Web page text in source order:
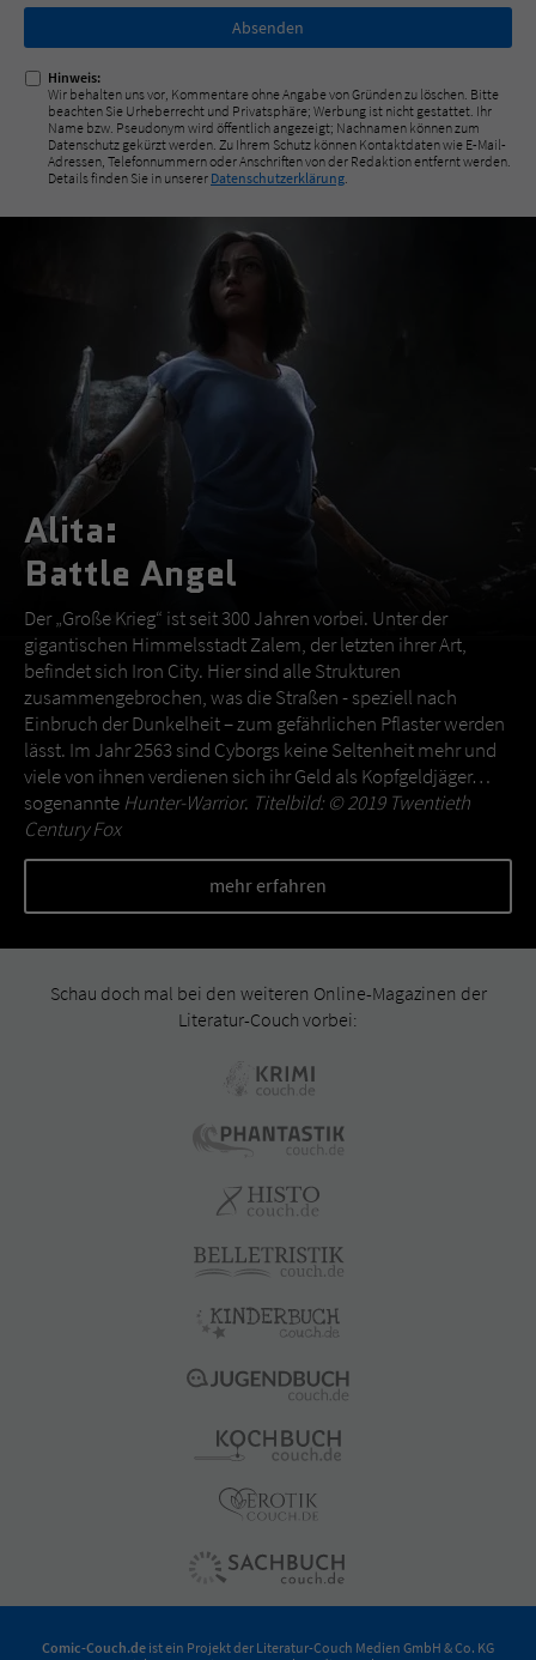
Nicht
ausfüllen!
Hinweis:
Wir behalten uns vor, Kommentare ohne Angabe von Gründen zu löschen. Bitte
beachten Sie Urheberrecht und Privatsphäre; Werbung ist nicht gestattet. Ihr
Name bzw. Pseudonym wird öffentlich angezeigt; Nachnamen können zum
Datenschutz gekürzt werden. Zu Ihrem Schutz können Kontaktdaten wie E-Mail-
Adressen, Telefonnummern oder Anschriften von der Redaktion entfernt werden.
Details finden Sie in unserer Datenschutzerklärung
Alita:
Battle Angel
Der „Große Krieg“ ist seit 300 Jahren vorbei. Unter der
gigantischen Himmelsstadt Zalem, der letzten ihrer Art,
befindet sich Iron City. Hier sind alle Strukturen
zusammengebrochen, was die Straßen - speziell nach
Einbruch der Dunkelheit – zum gefährlichen Pflaster werden
lässt. Im Jahr 2563 sind Cyborgs keine Seltenheit mehr und
viele von ihnen verdienen sich ihr Geld als Kopfgeldjäger…
sogenannte Hunter-Warrior. Titelbild: © 2019 Twentieth
Century Fox
mehr erfahren
Schau doch mal bei den weiteren Online-Magazinen der
Literatur-Couch vorbei:
Comic-Couch.de ist ein Projekt der Literatur-Couch Medien GmbH & Co. KG